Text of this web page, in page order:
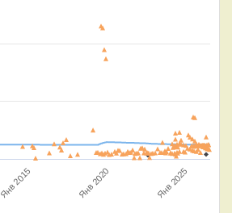
Янв 2015 Янв 2020 Янв 2025